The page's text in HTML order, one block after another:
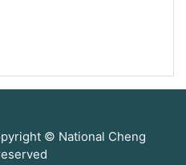
© National Cheng